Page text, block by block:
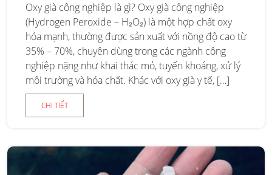
Oxy già công nghiệp là gì? Oxy già công nghiệp
(Hydrogen Peroxide – H₂O₂) là một hợp chất oxy
hóa mạnh, thường được sản xuất với nồng độ cao từ
35% – 70%, chuyên dùng trong các ngành công
nghiệp nặng như khai thác mỏ, tuyển khoáng, xử lý
môi trường và hóa chất. Khác với oxy già y tế, […]
CHI TIẾT